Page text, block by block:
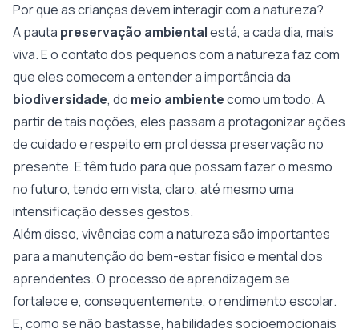
Por que as crianças devem interagir com a natureza?
A pauta preservação ambientalestá, a cada dia, mais
viva. E o contato dos pequenos com a natureza faz com
que eles comecem a entender a importância da
biodiversidade, do meio ambientecomo um todo. A
partir de tais noções, eles passam a protagonizar ações
de cuidado e respeito em prol dessa preservação no
presente. E têm tudo para que possam fazer o mesmo
no futuro, tendo em vista, claro, até mesmo uma
intensificação desses gestos.
Além disso, vivências com a natureza são importantes
para a manutenção do bem-estar físico e mental dos
aprendentes. O processo de aprendizagem se
fortalece e, consequentemente, o rendimento escolar.
E, como se não bastasse, habilidades socioemocionais